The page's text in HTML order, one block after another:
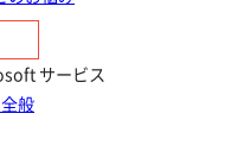
サービス
般